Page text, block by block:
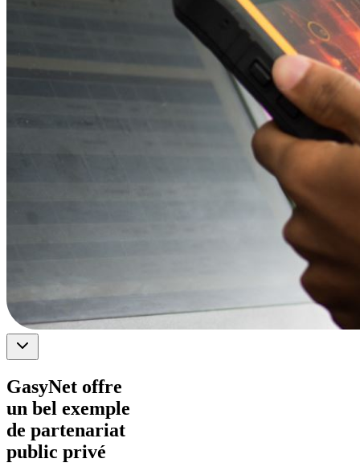
GasyNet offre
un bel exemple
de partenariat
public privé